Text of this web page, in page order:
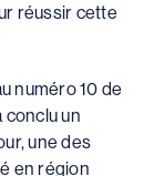
réussir cette
numéro 10 de
conclu un
une des
en région